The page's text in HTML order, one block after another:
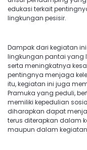
edukasi terkait
lingkungan pesisir.
Dampak dari kegiatan
lingkungan pantai yang
serta meningkatnya
pentingnya menjaga
itu, kegiatan ini juga
Pramuka yang peduli,
memiliki kepedulian
diharapkan dapat
terus diterapkan dalam
maupun dalam